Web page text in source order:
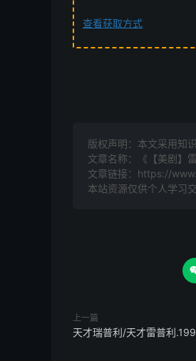
查看获取方式
版权声明：本文采用知
文章名称：《【美剧】
文章链接： https://
本站资源仅供个人学习
上一篇
天才瑞普利/天才雷普利